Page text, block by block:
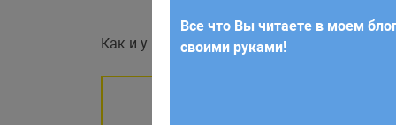
Как и у многих других сущностей
Помните, что
Все что Вы читаете в моем
своими руками!